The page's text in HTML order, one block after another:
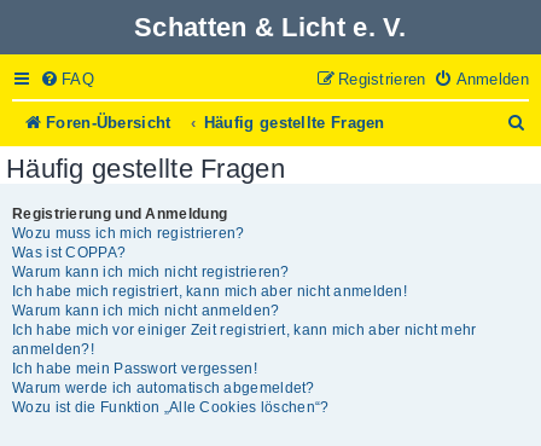
Schatten & Licht e. V.
FAQ Anmelden
Registrieren
Foren-Übersicht Häufig gestellte Fragen
u
Häufig gestellte Fragen
Registrierung und Anmeldung
Wozu muss ich mich registrieren?
Was ist COPPA?
Warum kann ich mich nicht registrieren?
Ich habe mich registriert, kann mich aber nicht anmelden!
Warum kann ich mich nicht anmelden?
Ich habe mich vor einiger Zeit registriert, kann mich aber nicht mehr
anmelden?!
Ich habe mein Passwort vergessen!
Warum werde ich automatisch abgemeldet?
Wozu ist die Funktion „Alle Cookies löschen“?